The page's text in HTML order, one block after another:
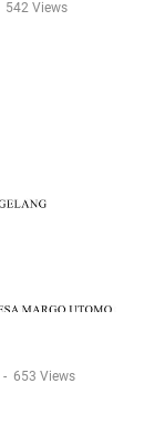
542 Views
- 653 Views